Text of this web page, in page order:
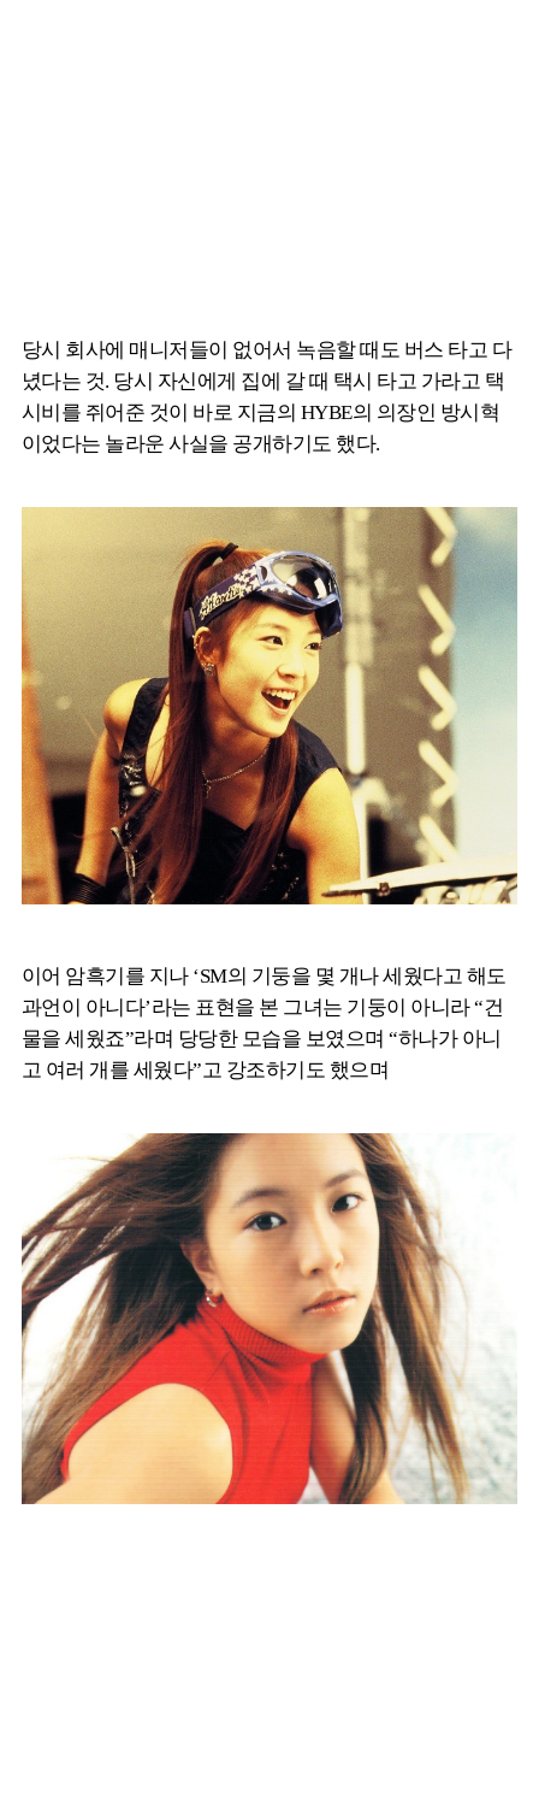
당시 회사에 매니저들이 없어서 녹음할 때도 버스 타고 다
녔다는 것. 당시 자신에게 집에 갈 때 택시 타고 가라고 택
시비를 쥐어준 것이 바로 지금의 HYBE의 의장인 방시혁
이었다는 놀라운 사실을 공개하기도 했다.
이어 암흑기를 지나 ‘SM의 기둥을 몇 개나 세웠다고 해도
과언이 아니다’라는 표현을 본 그녀는 기둥이 아니라 “건
물을 세웠죠”라며 당당한 모습을 보였으며 “하나가 아니
고 여러 개를 세웠다”고 강조하기도 했으며